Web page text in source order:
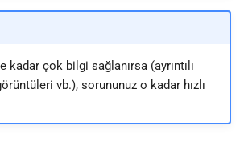
kadar çok bilgi sağlanırsa (ayrıntılı
vb.), sorununuz o kadar hızlı